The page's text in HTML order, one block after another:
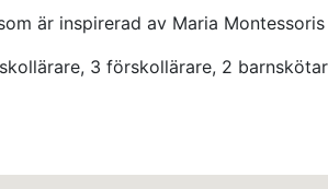
är inspirerad av Maria
3 förskollärare, 2